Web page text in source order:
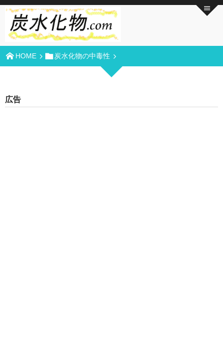
HOME 炭水化物の中毒性
広告